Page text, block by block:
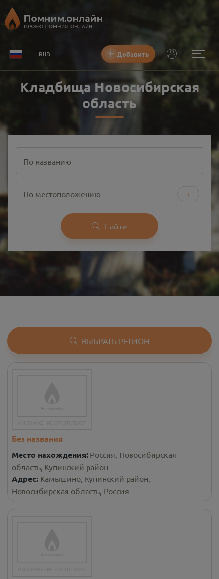
RUB Добавить
Кладбища Новосибирская
область
По названию
+
По местоположению
Найти
ВЫБРАТЬ РЕГИОН
Без названия
Место нахождения: Россия, Новосибирская
область, Купинский район
Адрес: Камышино, Купинский район,
Новосибирская область, Россия